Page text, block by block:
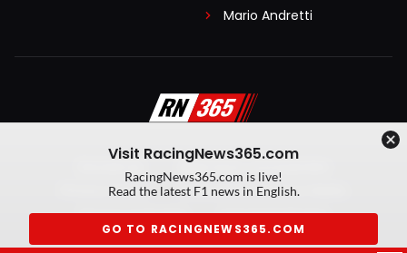
Mario Andretti
Algemene voorwaarden
Privacy Policy
Created by On Your Marks
Privacy manager
Kansspeluitingen
Visit RacingNews365.com
RacingNews365.com is live!
Read the latest F1 news in English.
GO TO RACINGNEWS365.COM